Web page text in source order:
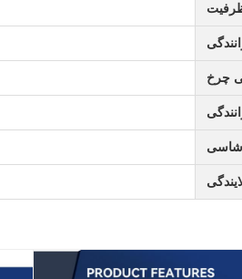
چرخ
شاسی